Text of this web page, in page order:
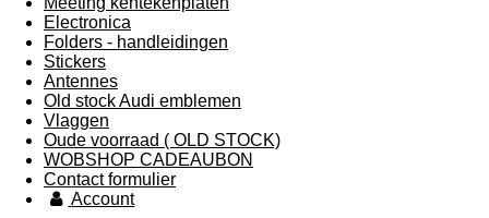
Electronica
Folders - handleidingen
Stickers
Antennes
Old stock Audi emblemen
Vlaggen
Oude voorraad ( OLD STOCK)
WOBSHOP CADEAUBON
Contact formulier
Account